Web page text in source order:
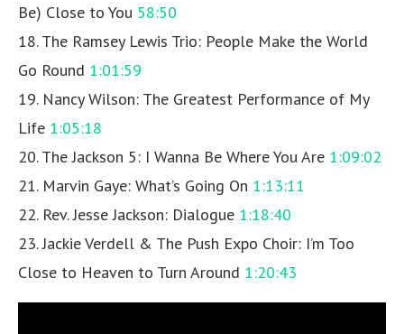
Be) Close to You 58:50
18. The Ramsey Lewis Trio: People Make the World
Go Round 1:01:59
19. Nancy Wilson: The Greatest Performance of My
Life 1:05:18
20. The Jackson 5: I Wanna Be Where You Are 1:09:02
21. Marvin Gaye: What’s Going On 1:13:11
22. Rev. Jesse Jackson: Dialogue 1:18:40
23. Jackie Verdell & The Push Expo Choir: I’m Too
Close to Heaven to Turn Around 1:20:43